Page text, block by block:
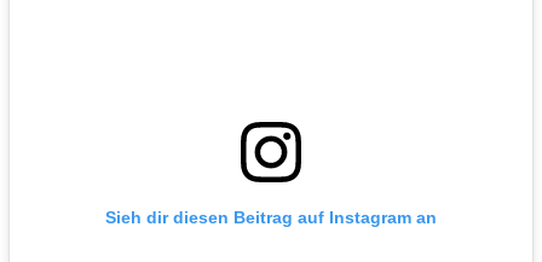
Sieh dir diesen Beitrag auf Instagram an